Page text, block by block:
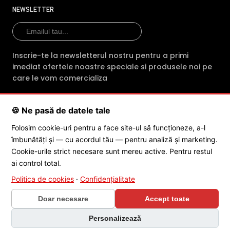
profesionalism fiecare comanda. Indiferent
de produsul achizitionat, clientii primesc din
partea magazinului online intre 2 si 3 ani
E-Camere.ro ofera si consultanta tehnica
echipamentelor cumparate
Echipa de profesionisti ai magazinului E-
camere.ro asigura in sprijinul cetatenilor
servicii dedicate dezvoltarii si comercializarii
de camere de supraveghere profesionale,
adresandu-se in special directorilor de
companii si antreprenorilor, dar si institutiilor
de stat, care urmaresc buna conduita
NEWSLETTER
Inscrie-te la newsletterul nostru pentru a primi
imediat ofertele noastre speciale si produsele noi pe
care le vom comercializa
SC POLITES ONLINE SRL· CUI: RO34846331· Reg. Com.:
J2015001227161
· Capital social: 200 RON · Sediu: Str. Petrache
Poenaru, Nr. 1, Craiova, Jud. Dolj ·Contactează-ne·Service produs
© 2026 SC POLITES ONLINE SRL
🍪 Ne pasă de datele tale
Folosim cookie-uri pentru a face site-ul să funcționeze, a-l
îmbunătăți și — cu acordul tău — pentru analiză și marketing.
Cookie-urile strict necesare sunt mereu active. Pentru restul
ai control total.
Politica de cookies · Confidențialitate
Doar necesare
Personalizează
Accept toate